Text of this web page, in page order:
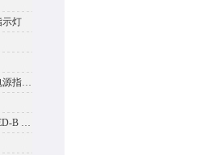
示灯
ABC-HCX-100上海滑线电源指示灯厂家
行车电源指示灯LED-A LED-B LED-C